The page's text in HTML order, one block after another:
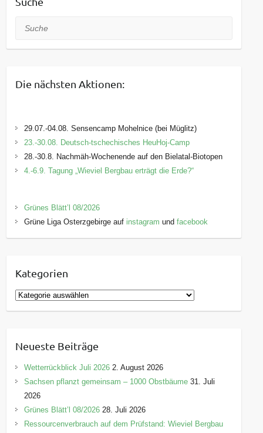
Suche
Die nächsten Aktionen:
29.07.-04.08. Sensencamp Mohelnice (bei Müglitz)
23.-30.08. Deutsch-tschechisches HeuHoj-Camp
28.-30.8. Nachmäh-Wochenende auf den Bielatal-Biotopen
4.-6.9. Tagung „Wieviel Bergbau erträgt die Erde?“
Grünes Blätt’l 08/2026
Grüne Liga Osterzgebirge auf instagram undfacebook
Kategorien
K
a
g
o
r
e
n
Neueste Beiträge
Wetterrückblick Juli 2026 2. August 2026
Sachsen pflanzt gemeinsam – 1000 Obstbäume 31. Juli
2026
Grünes Blätt’l 08/2026 28. Juli 2026
Ressourcenverbrauch auf dem Prüfstand: Wieviel Bergbau